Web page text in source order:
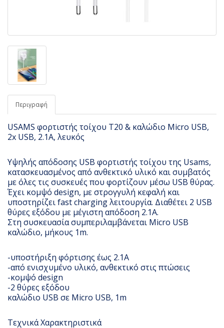
Περιγραφή
USAMS φορτιστής τοίχου T20 & καλώδιο Micro USB,
2x USB, 2.1A, λευκός
Υψηλής απόδοσης USB φορτιστής τοίχου της Usams,
κατασκευασμένος από ανθεκτικό υλικό και συμβατός
με όλες τις συσκευές που φορτίζουν μέσω USB θύρας.
Έχει κομψό design, με στρογγυλή κεφαλή και
υποστηρίζει fast charging λειτουργία. Διαθέτει 2 USB
θύρες εξόδου με μέγιστη απόδοση 2.1A.
Στη συσκευασία συμπεριλαμβάνεται Micro USB
καλώδιο, μήκους 1m.
-υποστήριξη φόρτισης έως 2.1A
-από ενισχυμένο υλικό, ανθεκτικό στις πτώσεις
-κομψό design
-2 θύρες εξόδου
καλώδιο USB σε Micro USB, 1m
Τεχνικά Χαρακτηριστικά